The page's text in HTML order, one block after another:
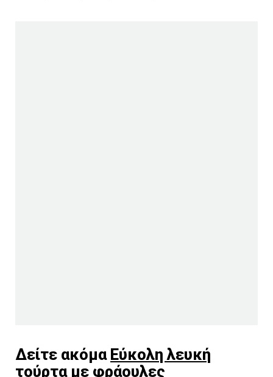
Δείτε ακόμα Εύκολη λευκή
τούρτα με φράουλες